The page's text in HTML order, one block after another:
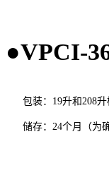
●VPCI-
包装：19升和208升
储存：24个月（为